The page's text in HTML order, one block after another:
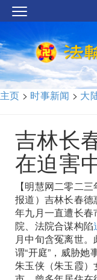
主页 > 时事新闻 > 大
吉林长
在迫害
【明慧网二零二
报道）吉林长春
年九月一直遭长
院、法院合谋构陷
月中旬含冤离世
谓“开庭”，威胁她
朱玉侠（朱玉霞